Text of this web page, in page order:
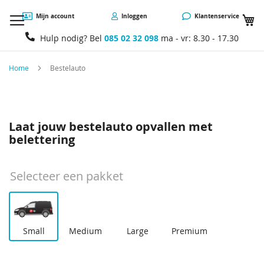
Mijn account Inloggen Klantenservice
Hulp nodig? Bel 085 02 32 098 ma - vr: 8.30 - 17.30
Home Bestelauto
Laat jouw bestelauto opvallen met
belettering
Selecteer een pakket
Small Medium Large Premium